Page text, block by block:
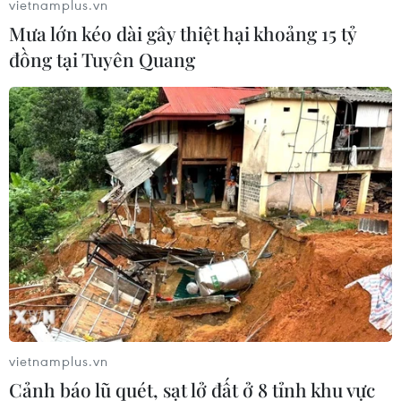
Đĩa đơn từ thiện này đã chiếm vị trí quán quân
bảng xếp hạng iTunes và ở 14 nước trên toàn
thế giới chỉ vài giờ sau khi được phát hành hôm
21/6.
Ca khúc từ thiện này được phát sóng đầu tiên
trên các đài phát thanh lớn từ 8 giờ sáng hôm
21/6, sau khi nhiều bức ảnh chụp các nghệ
sỹ như Robbie Williams, Emili Sande, James
Blunt, Jessie J và Louis Tomlinson... trong quá
trình thu âm được tung ra trước đó./.
(TTXVN/Vietnam+)
vietnamplus.vn
Mưa lớn kéo dài gây thiệt hại khoảng 15 tỷ
đồng tại Tuyên Quang
vietnamplus.vn
Cảnh báo lũ quét, sạt lở đất ở 8 tỉnh khu vực